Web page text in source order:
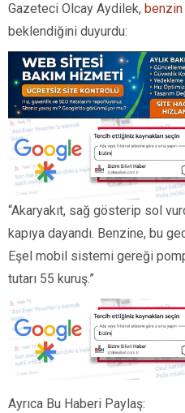
Gazeteci Olcay Aydilek, benzin
beklendiğini duyurdu:
“Akaryakıt, sağ gösterip sol
kapıya dayandı. Benzine, bu
Eşel mobil sistemi gereği
tutarı 55 kuruş.”
Ayrıca Bu Haberi Paylaş: